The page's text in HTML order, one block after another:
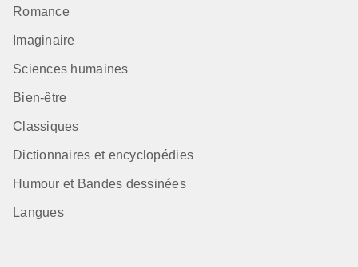
Romance
Imaginaire
Sciences humaines
Bien-être
Classiques
Dictionnaires et encyclopédies
Humour et Bandes dessinées
Langues